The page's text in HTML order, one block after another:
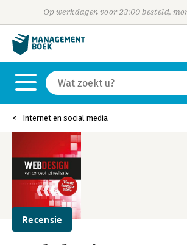
Op werkdagen voor 23:00 besteld,
Internet en social media
Recensie